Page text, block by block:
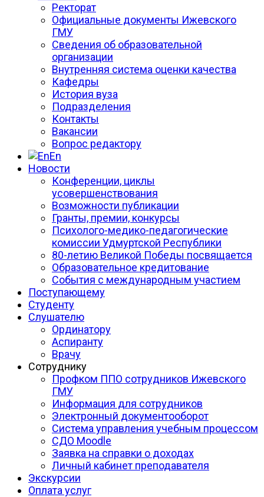
Ректорат
Официальные документы Ижевского
ГМУ
Сведения об образовательной
организации
Внутренняя система оценки качества
Кафедры
История вуза
Подразделения
Контакты
Вакансии
Вопрос редактору
En
Новости
Конференции, циклы
усовершенствования
Возможности публикации
Гранты, премии, конкурсы
Психолого-медико-педагогические
комиссии Удмуртской Республики
80-летию Великой Победы посвящается
Образовательное кредитование
События с международным участием
Поступающему
Студенту
Слушателю
Ординатору
Аспиранту
Врачу
Сотруднику
Профком ППО сотрудников Ижевского
ГМУ
Информация для сотрудников
Электронный документооборот
Система управления учебным процессом
СДО Moodle
Заявка на справки о доходах
Личный кабинет преподавателя
Экскурсии
Оплата услуг